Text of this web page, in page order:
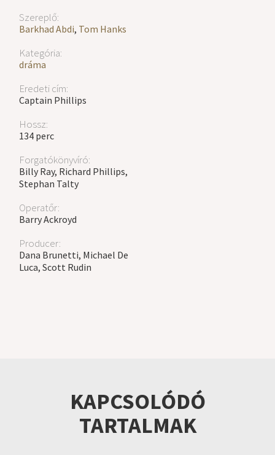
Szereplő:
Barkhad Abdi, Tom Hanks
Kategória:
dráma
Eredeti cím:
Captain Phillips
Hossz:
134 perc
Forgatókönyvíró:
Billy Ray, Richard Phillips,
Stephan Talty
Operatőr:
Barry Ackroyd
Producer:
Dana Brunetti, Michael De
Luca, Scott Rudin
KAPCSOLÓDÓ
TARTALMAK